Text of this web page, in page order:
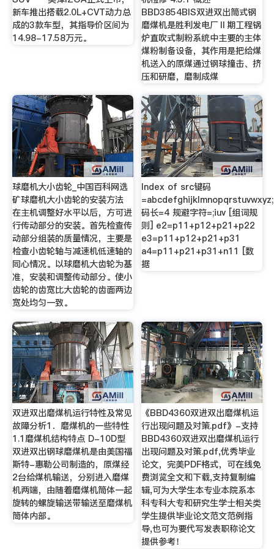
新车推出搭载2.0L+CVT动力总
成的3款车型，其指导价区间为
14.98-17.58万元。
BBD3854BIS双进双出筒式钢
磨煤机是胜利发电厂Ⅱ期工程锅
炉直吹式制粉系统中主要的主体
煤粉制备设备，其作用是把给煤
机送入的原煤通过钢球撞击、挤
压和研磨，磨制成煤
球磨机大小齿轮_中国百科网选
矿球磨机大小齿轮的安装方法
在主机调整好水平以后，方可进
行传动部分的安装。首先检查传
动部分组装的质量情况，主要是
检查小齿轮轴与减速机低速轴的
同心情况。以球磨机大齿轮为基
准，安装和调整传动部分。使小
齿轮的齿宽比大齿轮的齿面两边
宽处均匀一致。
Index of src键码
码长=4 规避字符=;iuv [组词规
则] e2=p11+p12+p21+p22
e3=p11+p12+p21+p31
a4=p11+p21+p31+n11 [数
据
双进双出磨煤机运行特性及常见
故障分析1．磨煤机的一些特性
1.1磨煤机结构特点 D-10D型
双进双出钢球磨煤机是由美国福
斯特-惠勒公司制造的，原煤经
2台给煤机输送，分别进入磨煤
机两端，由随着磨煤机筒体一起
旋转的螺旋输送带输送至磨煤机
筒体内部。
《BBD4360双进双出磨煤机运
行出现问题及对策.pdf》-支持
BBD4360双进双出磨煤机运行
出现问题及对策.pdf,优秀毕业
论文，完美PDF格式，可在线免
费浏览全文和下载,支持复制编
辑,可为大学生本专业本院系本
科专科大专和研究生学士相关类
学生提供毕业论文范文范例指
导,也可为要代写发表职称论文
提供参考！